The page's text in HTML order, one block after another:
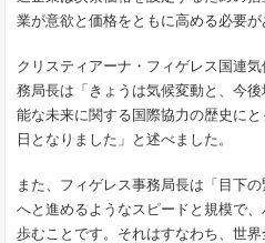
業が意欲と価格をともに高める必要が
クリスティアーナ・フィゲレス国連
務局長は「きょうは気候変動と、今
能な未来に関する国際協力の歴史に
日となりました」と述べました。
また、フィゲレス事務局長は「目下
へと進めるようなスピードと規模で
歩むことです。それはすなわち、世